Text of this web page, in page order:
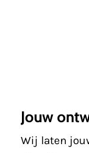
Jouw
Wij laten